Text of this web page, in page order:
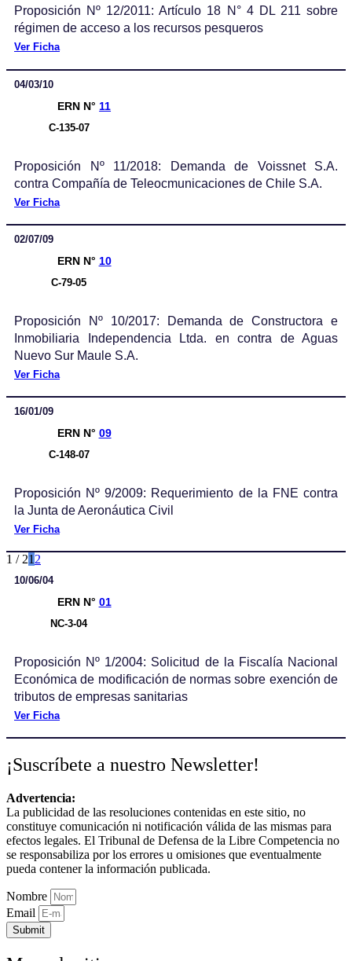
Proposición Nº 12/2011: Artículo 18 N° 4 DL 211 sobre
régimen de acceso a los recursos pesqueros
Ver Ficha
04/03/10
ERN N° 11
C-135-07
Proposición Nº 11/2018: Demanda de Voissnet S.A.
contra Compañía de Teleocmunicaciones de Chile S.A.
Ver Ficha
02/07/09
ERN N° 10
C-79-05
Proposición Nº 10/2017: Demanda de Constructora e
Inmobiliaria Independencia Ltda. en contra de Aguas
Nuevo Sur Maule S.A.
Ver Ficha
16/01/09
ERN N° 09
C-148-07
Proposición Nº 9/2009: Requerimiento de la FNE contra
la Junta de Aeronáutica Civil
Ver Ficha
1 / 21 2
10/06/04
ERN N° 01
NC-3-04
Proposición Nº 1/2004: Solicitud de la Fiscalía Nacional
Económica de modificación de normas sobre exención de
tributos de empresas sanitarias
Ver Ficha
¡Suscríbete a nuestro Newsletter!
Advertencia:
La publicidad de las resoluciones contenidas en este sitio, no
constituye comunicación ni notificación válida de las mismas para
efectos legales. El Tribunal de Defensa de la Libre Competencia no
se responsabiliza por los errores u omisiones que eventualmente
pueda contener la información publicada.
Nombre
Email
Submit